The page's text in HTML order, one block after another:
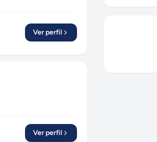
Ver perfil
Ver perfil